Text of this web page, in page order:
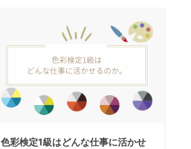
色彩検定1級はどんな仕事に活かせ